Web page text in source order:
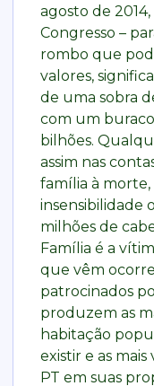
agosto de
Congresso –
rombo que
valores,
de uma sobra
com um
bilhões.
assim nas
família à morte,
insensibilidade
milhões de
Família é a
que vêm
patrocinados
produzem as
habitação
existir e as
PT em suas